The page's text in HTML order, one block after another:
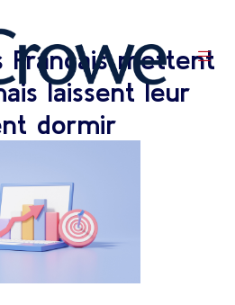
Français mettent
laissent leur
dormir